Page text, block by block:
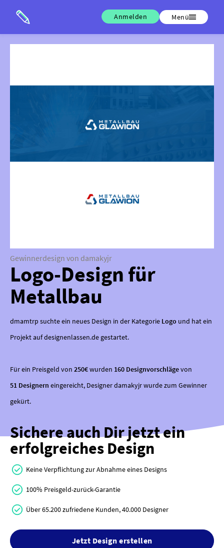
Anmelden Menü
Gewinnerdesign von damakyjr
Logo-Design für
Metallbau
dmamtrp suchte ein neues Design in der Kategorie Logo und hat ein
Projekt auf designenlassen.de gestartet.
Für ein Preisgeld von 250€wurden 160 Designvorschlägevon
51 Designern eingereicht, Designer damakyjr wurde zum Gewinner
gekürt.
Sichere auch Dir jetzt ein
erfolgreiches Design
Keine Verpflichtung zur Abnahme eines Designs
100% Preisgeld-zurück-Garantie
Über 65.200 zufriedene Kunden, 40.000 Designer
Jetzt Design erstellen